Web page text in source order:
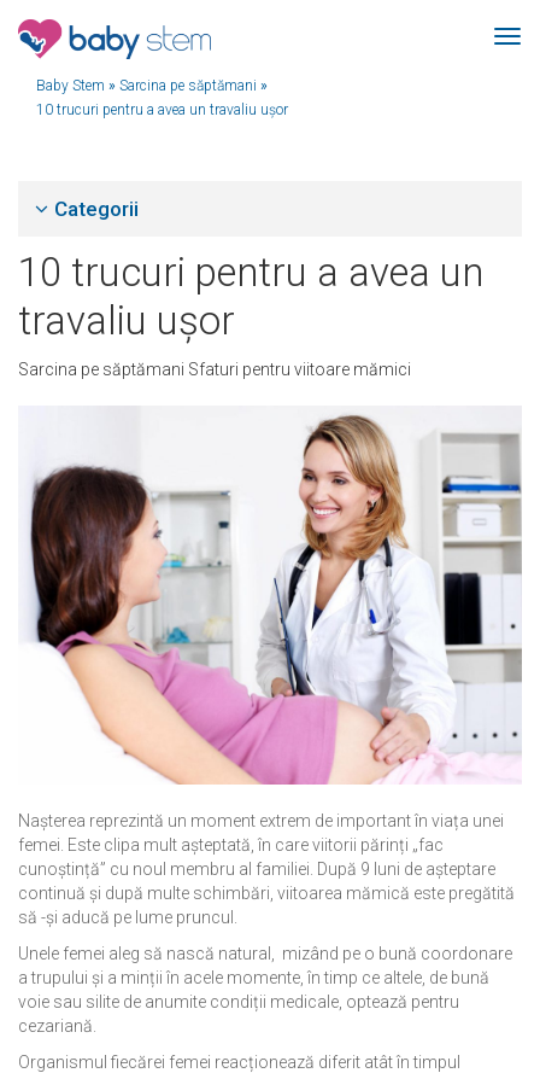
Baby Stem » Sarcina pe săptămani »
10 trucuri pentru a avea un travaliu ușor
Categorii
10 trucuri pentru a avea un
travaliu ușor
Sarcina pe săptămani Sfaturi pentru viitoare mămici
Nașterea reprezintă un moment extrem de important în viața unei
femei. Este clipa mult așteptată, în care viitorii părinți „fac
cunoștință” cu noul membru al familiei. După 9 luni de așteptare
continuă și după multe schimbări, viitoarea mămică este pregătită
să -și aducă pe lume pruncul.
Unele femei aleg să nască natural, mizând pe o bună coordonare
a trupului și a minții în acele momente, în timp ce altele, de bună
voie sau silite de anumite condiții medicale, optează pentru
cezariană.
Organismul fiecărei femei reacționează diferit atât în timpul